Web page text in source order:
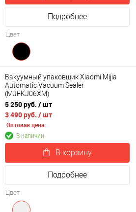
Подробнее
Цвет
Вакуумный упаковщик Xiaomi Mijia
Automatic Vacuum Sealer
(MJFKJ06XM)
5 250 руб. / шт
3 490 руб. / шт
Оптовая цена
В наличии
В корзину
Подробнее
Цвет